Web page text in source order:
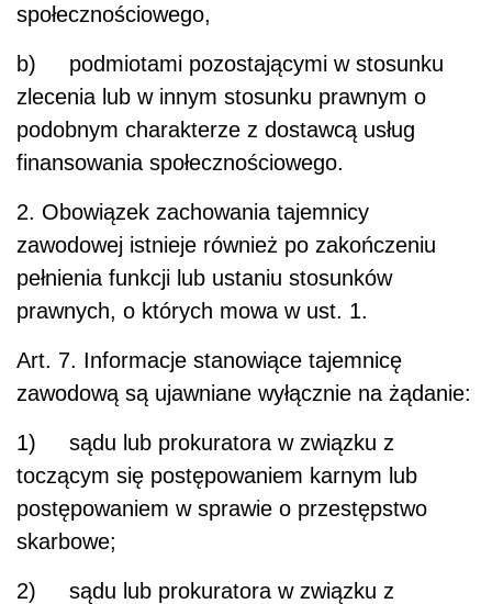
społecznościowego,
b) podmiotami pozostającymi w stosunku
zlecenia lub w innym stosunku prawnym o
podobnym charakterze z dostawcą usług
finansowania społecznościowego.
2. Obowiązek zachowania tajemnicy
zawodowej istnieje również po zakończeniu
pełnienia funkcji lub ustaniu stosunków
prawnych, o których mowa w ust. 1.
Art. 7. Informacje stanowiące tajemnicę
zawodową są ujawniane wyłącznie na żądanie:
1) sądu lub prokuratora w związku z
toczącym się postępowaniem karnym lub
postępowaniem w sprawie o przestępstwo
skarbowe;
2) sądu lub prokuratora w związku z